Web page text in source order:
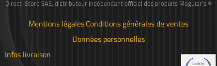
Direct-Store SAS, distributeur indépendant officiel des produits Meguiar’s ®
Mentions légales Conditions générales de ventes
Données personnelles
Infos livraison